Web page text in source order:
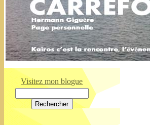
Visitez mon blogue